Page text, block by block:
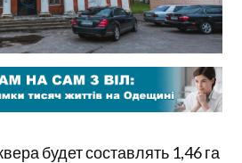
будет составлять 1,46 га